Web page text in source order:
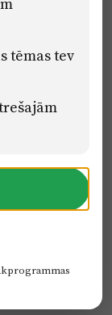
mehānisma plāna
digitālā
“Mediju nozares
pasākuma
un
nozares
tēmas tev